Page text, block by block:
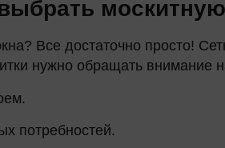
Все достаточно просто!
нужно обращать внимание
потребностей.